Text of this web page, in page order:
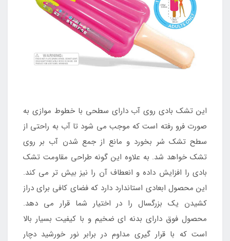
این تشک بادی روی آب دارای سطحی با خطوط موازی به
صورت فرو رفته است که موجب می شود تا آب به راحتی از
سطح تشک سُر بخورد و مانع از جمع شدن آب بر روی
تشک خواهد شد. به علاوه این گونه طراحی مقاومت تشک
بادی را افزایش داده و انعطاف آن را نیز بیش تر می کند.
این محصول ابعادی استاندارد دارد که فضای کافی برای دراز
کشیدن یک بزرگسال را در اختیار شما قرار می دهد.
محصول فوق دارای بدنه ای ضخیم و با کیفیت بسیار بالا
است که با قرار گیری مداوم در برابر نور خورشید دچار